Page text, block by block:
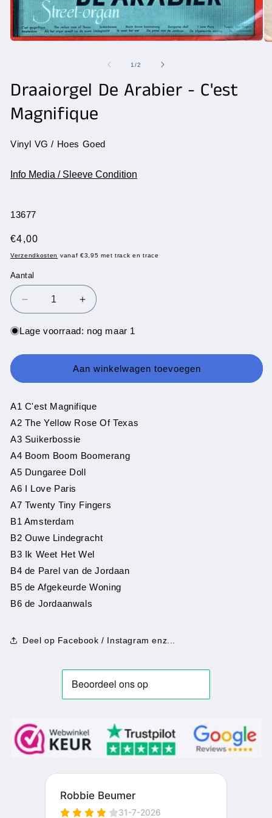
1/van
2
Draaiorgel De Arabier - C'est
Magnifique
Vinyl VG / Hoes Goed
Info Media / Sleeve Condition
SKU:
13677
Normale
prijs
€4,00
Verzendkosten vanaf €3,95 met track en trace
Aantal
Aantal
Aantal
verlagen
voor
De
-
Magnifique
Aantal
verhogen
voor
De
Arabier
-
Magnifique
Lage voorraad: nog maar 1
Aan winkelwagen toevoegen
A1 C'est Magnifique
A2 The Yellow Rose Of Texas
A3 Suikerbossie
A4 Boom Boom Boomerang
A5 Dungaree Doll
A6 I Love Paris
A7 Twenty Tiny Fingers
B1 Amsterdam
B2 Ouwe Lindegracht
B3 Ik Weet Het Wel
B4 de Parel van de Jordaan
B5 de Afgekeurde Woning
B6 de Jordaanwals
Deel op Facebook / Instagram enz...